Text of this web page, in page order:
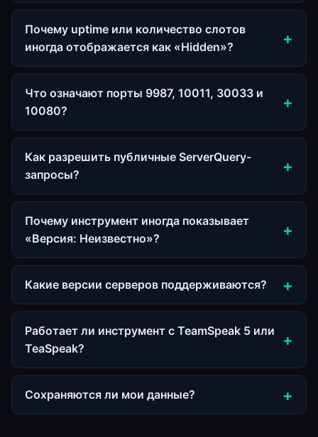
Почему uptime или количество слотов
иногда отображается как «Hidden»?
Что означают порты 9987, 10011, 30033 и
10080?
Как разрешить публичные ServerQuery-
запросы?
Почему инструмент иногда показывает
«Версия: Неизвестно»?
Какие версии серверов поддерживаются?
Работает ли инструмент с TeamSpeak 5 или
TeaSpeak?
Сохраняются ли мои данные?